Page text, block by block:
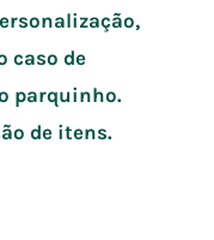
caso de
parquinho.
de itens.